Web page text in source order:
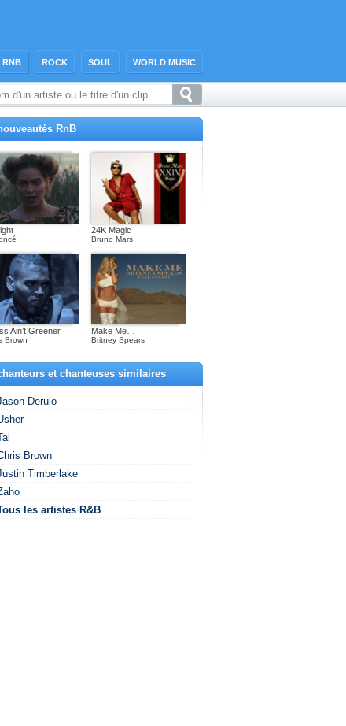
RNB ROCK SOUL WORLD MUSIC
RnB
24K Magic
Bruno Mars
Ain’t Greener
Brown
Make Me…
Britney Spears
et chanteuses similaires
Derulo
Brown
Timberlake
les artistes R&B